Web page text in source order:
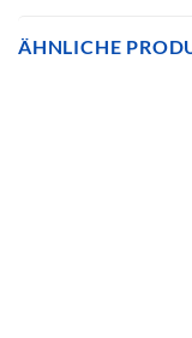
ÄHNLICHE